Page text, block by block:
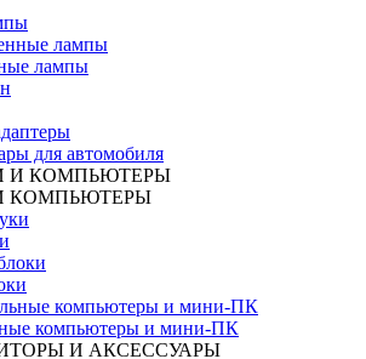
лампы
для автомобиля
КОМПЬЮТЕРЫ
компьютеры и мини-ПК